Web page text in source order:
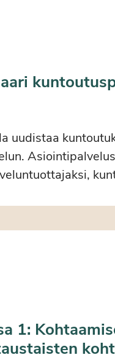
uudistaa
1: